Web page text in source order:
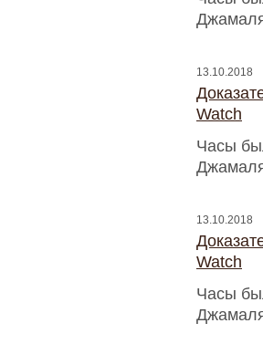
13.10.2018
Watch
Часы
13.10.2018
Watch
Часы